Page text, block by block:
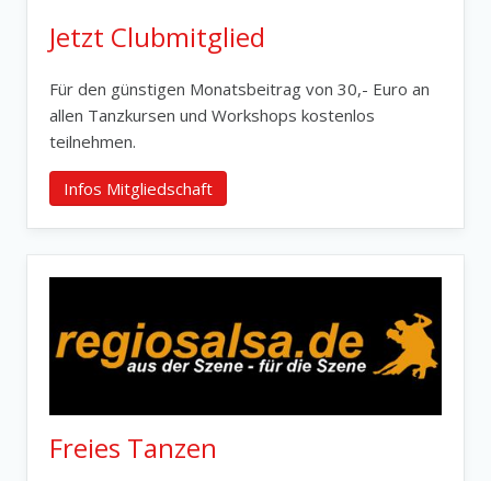
Jetzt Clubmitglied
Für den günstigen Monatsbeitrag von 30,- Euro an
allen Tanzkursen und Workshops kostenlos
teilnehmen.
Infos Mitgliedschaft
Freies Tanzen